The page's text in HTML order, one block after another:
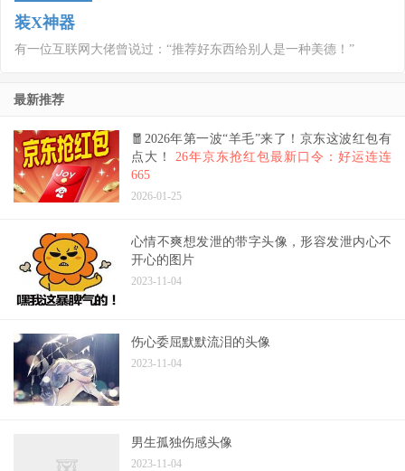
装X神器
有一位互联网大佬曾说过：“推荐好东西给别人是一种美德！”
最新推荐
🧧2026年第一波“羊毛”来了！京东这波红包有
点大！ 26年京东抢红包最新口令：好运连连
665
2026-01-25
心情不爽想发泄的带字头像，形容发泄内心不
开心的图片
2023-11-04
伤心委屈默默流泪的头像
2023-11-04
男生孤独伤感头像
2023-11-04